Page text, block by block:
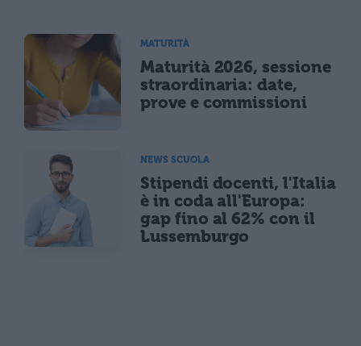
MATURITÀ
Maturità 2026, sessione
straordinaria: date,
prove e commissioni
NEWS SCUOLA
Stipendi docenti, l'Italia
è in coda all'Europa:
gap fino al 62% con il
Lussemburgo